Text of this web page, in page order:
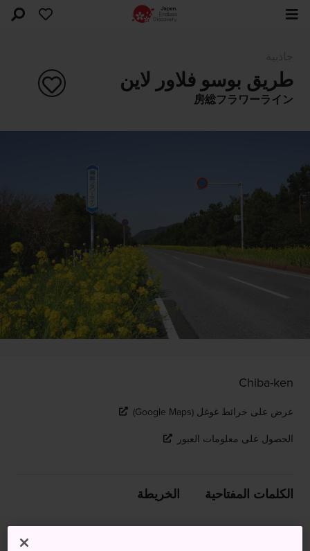
طريق بوسو فلاور لاين
房総フラワーライン
Chiba-ken
عرض على خرائط غوغل (Google Maps)
الحصول على معلومات العبور
الكلمات المفتاحية الخريطة